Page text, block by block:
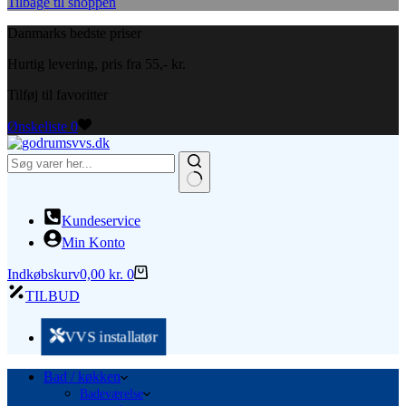
Danmarks bedste priser
Hurtig levering, pris fra 55,- kr.
Tilføj til favoritter
Ønskeliste 0
resultater Kundeservice
Min Konto
Indkøbskurv0,00 kr. 0
TILBUD
VVS installatør
Bad / køkken
Badeværelse